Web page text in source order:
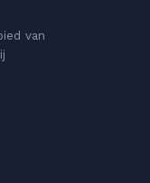
van